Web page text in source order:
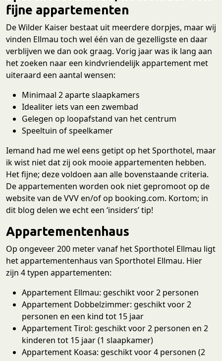
fijne appartementen
De Wilder Kaiser bestaat uit meerdere dorpjes, maar wij
vinden Ellmau toch wel één van de gezelligste en daar
verblijven we dan ook graag. Vorig jaar was ik lang aan
het zoeken naar een kindvriendelijk appartement met
uiteraard een aantal wensen:
Minimaal 2 aparte slaapkamers
Idealiter iets van een zwembad
Gelegen op loopafstand van het centrum
Speeltuin of speelkamer
Iemand had me wel eens getipt op het Sporthotel, maar
ik wist niet dat zij ook mooie appartementen hebben.
Het fijne; deze voldoen aan alle bovenstaande criteria.
De appartementen worden ook niet gepromoot op de
website van de VVV en/of op booking.com. Kortom; in
dit blog delen we echt een ‘insiders’ tip!
Appartementenhaus
Op ongeveer 200 meter vanaf het Sporthotel Ellmau ligt
het appartementenhaus van Sporthotel Ellmau. Hier
zijn 4 typen appartementen:
Appartement Ellmau: geschikt voor 2 personen
Appartement Dobbelzimmer: geschikt voor 2
personen en een kind tot 15 jaar
Appartement Tirol: geschikt voor 2 personen en 2
kinderen tot 15 jaar (1 slaapkamer)
Appartement Koasa: geschikt voor 4 personen (2